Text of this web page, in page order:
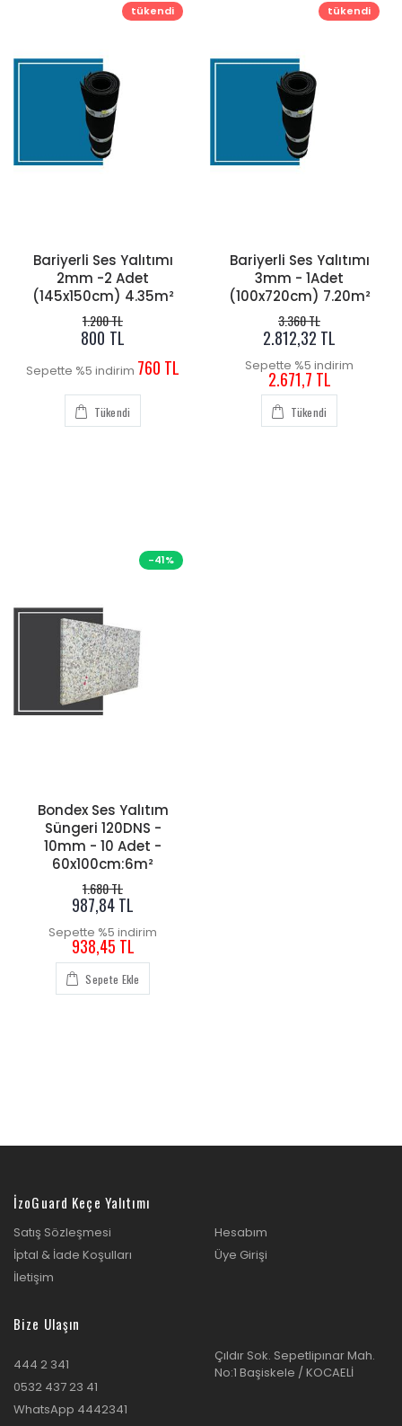
tükendi
Bariyerli Ses Yalıtımı
2mm -2 Adet
(145x150cm) 4.35m²
1.200 TL
800 TL
Sepette %5 indirim 760 TL
Tükendi
tükendi
Bariyerli Ses Yalıtımı
3mm - 1Adet
(100x720cm) 7.20m²
3.360 TL
2.812,32 TL
Sepette %5 indirim
2.671,7 TL
Tükendi
-41%
Bondex Ses Yalıtım
Süngeri 120DNS -
10mm - 10 Adet -
60x100cm:6m²
1.680 TL
987,84 TL
Sepette %5 indirim
938,45 TL
Sepete Ekle
İzoGuard Keçe Yalıtımı
Satış Sözleşmesi
İptal & İade Koşulları
İletişim
Hesabım
Üye Girişi
Bize Ulaşın
444 2 341
0532 437 23 41
WhatsApp 4442341
Çıldır Sok. Sepetlipınar Mah.
No:1 Başiskele / KOCAELİ